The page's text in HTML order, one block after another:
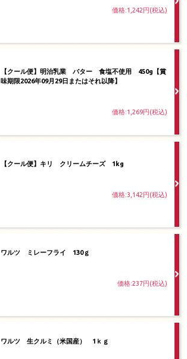
価格:1,242円(税込)
【クール便】明治乳業 バター 食塩不使用 450g【賞
味期限2026年09月29日またはそれ以降】
価格:1,269円(税込)
【クール便】キリ クリームチーズ 1kg
価格:3,142円(税込)
ワルツ ミレーフライ 130ｇ
価格:237円(税込)
ワルツ 生クルミ（米国産） 1ｋｇ